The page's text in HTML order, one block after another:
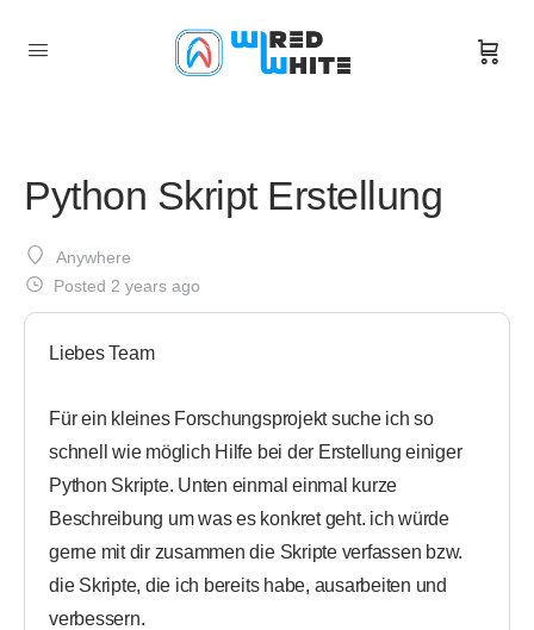
Python Skript Erstellung
Anywhere
Posted 2 years ago
Liebes Team
Für ein kleines Forschungsprojekt suche ich so
schnell wie möglich Hilfe bei der Erstellung einiger
Python Skripte. Unten einmal einmal kurze
Beschreibung um was es konkret geht. ich würde
gerne mit dir zusammen die Skripte verfassen bzw.
die Skripte, die ich bereits habe, ausarbeiten und
verbessern.